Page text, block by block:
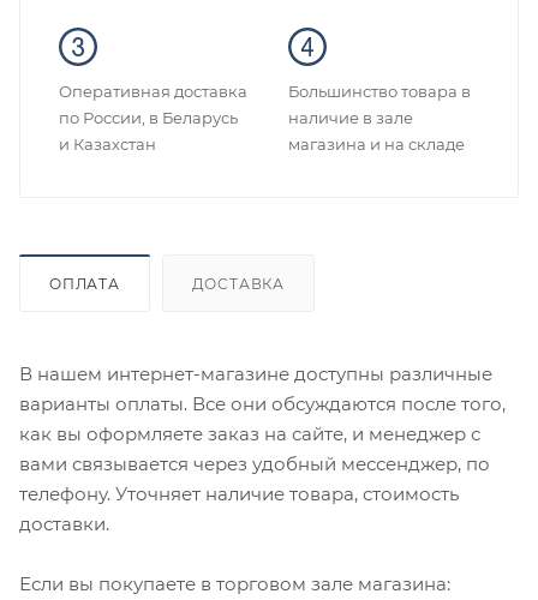
Оперативная доставка
по России, в Беларусь
и Казахстан
Большинство товара в
наличие в зале
магазина и на складе
ОПЛАТА ДОСТАВКА
В нашем интернет-магазине доступны различные
варианты оплаты. Все они обсуждаются после того,
как вы оформляете заказ на сайте, и менеджер с
вами связывается через удобный мессенджер, по
телефону. Уточняет наличие товара, стоимость
доставки.
Если вы покупаете в торговом зале магазина: